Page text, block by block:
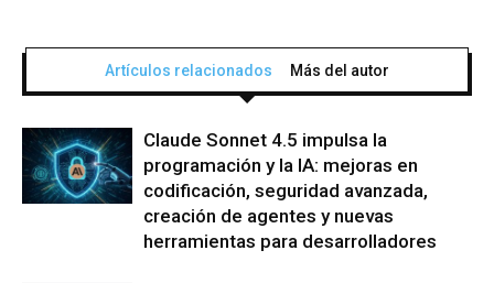
Artículos relacionados Más del autor
Claude Sonnet 4.5 impulsa la
programación y la IA: mejoras en
codificación, seguridad avanzada,
creación de agentes y nuevas
herramientas para desarrolladores